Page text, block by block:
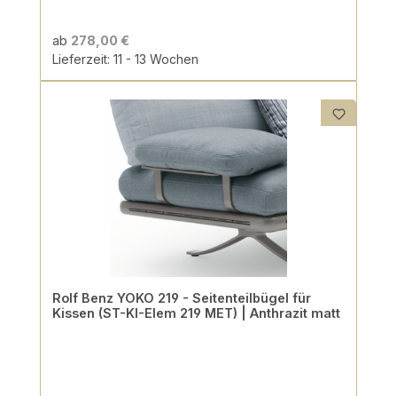
ab 278,00 €
Lieferzeit: 11 - 13 Wochen
Rolf Benz YOKO 219 - Seitenteilbügel für
Kissen (ST-KI-Elem 219 MET) | Anthrazit matt